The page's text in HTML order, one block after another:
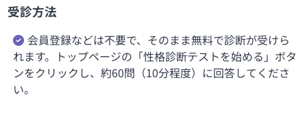
受診方法
会員登録などは不要で、そのまま無料で診断が受けら
れます。トップページの「性格診断テストを始める」ボタ
ンをクリックし、約60問（10分程度）に回答してくださ
い。